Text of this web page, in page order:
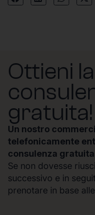
Ottieni
gratuita!
Un nostro
telefonicamente
consulenza
Se non dovesse
successivo e in
prenotare in base